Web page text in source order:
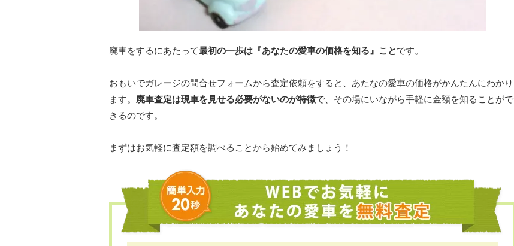
廃車をするにあたって最初の一歩は『あなたの愛車の価格を知る』ことです。
おもいでガレージの問合せフォームから査定依頼をすると、あたなの愛車の価格がかんたんにわかり
ます。 廃車査定は現車を見せる必要がないのが特徴で、その場にいながら手軽に金額を知ることがで
きるのです。
まずはお気軽に査定額を調べることから始めてみましょう！